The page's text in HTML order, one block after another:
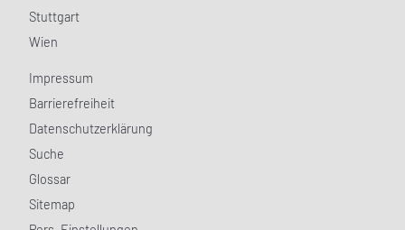
Stuttgart
Wien
Impressum
Barrierefreiheit
Datenschutzerklärung
Suche
Glossar
Sitemap